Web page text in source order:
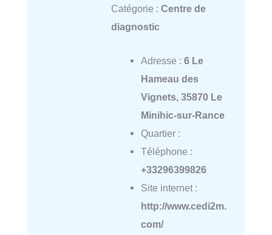
Catégorie : Centre de
diagnostic
Adresse : 6 Le
Hameau des
Vignets, 35870 Le
Minihic-sur-Rance
Quartier :
Téléphone :
+33296399826
Site internet :
http://www.cedi2m.
com/